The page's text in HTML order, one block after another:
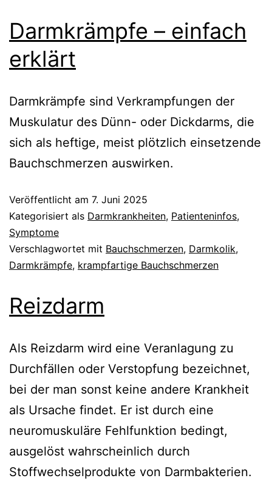
Darmkrämpfe – einfach
erklärt
Darmkrämpfe sind Verkrampfungen der
Muskulatur des Dünn- oder Dickdarms, die
sich als heftige, meist plötzlich einsetzende
Bauchschmerzen auswirken.
Veröffentlicht am 7. Juni 2025
Kategorisiert als Darmkrankheiten, Patienteninfos,
Symptome
Verschlagwortet mit Bauchschmerzen, Darmkolik,
Darmkrämpfe, krampfartige Bauchschmerzen
Reizdarm
Als Reizdarm wird eine Veranlagung zu
Durchfällen oder Verstopfung bezeichnet,
bei der man sonst keine andere Krankheit
als Ursache findet. Er ist durch eine
neuromuskuläre Fehlfunktion bedingt,
ausgelöst wahrscheinlich durch
Stoffwechselprodukte von Darmbakterien.